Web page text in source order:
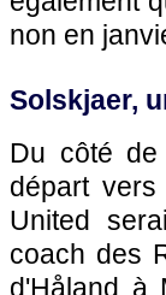
non en
Solskjaer,
Du côté
départ
United
coach des
d'Håland à